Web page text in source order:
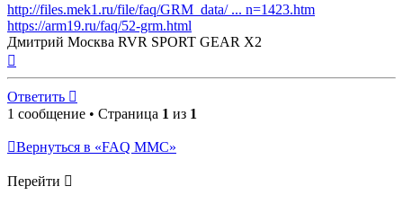
http://files.mek1.ru/file/faq/GRM_data/ ... n=1423.htm
https://arm19.ru/faq/52-grm.html
Дмитрий Москва RVR SPORT GEAR X2
началу
Ответить
1 сообщение • Страница 1 из 1
Вернуться в «FAQ MMC»
Перейти